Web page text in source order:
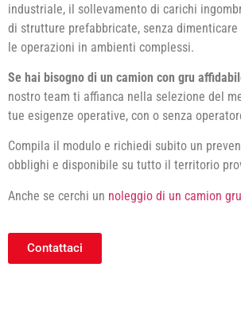
industriale, il sollevamento di carichi
di strutture prefabbricate, senza
le operazioni in ambienti complessi.
Se hai bisogno di un camion con gru
nostro team ti affianca nella selezione del
tue esigenze operative, con o senza
Compila il modulo e richiedi subito un
obblighi e disponibile su tutto il territorio
Anche se cerchi un noleggio di un camion
Contattaci